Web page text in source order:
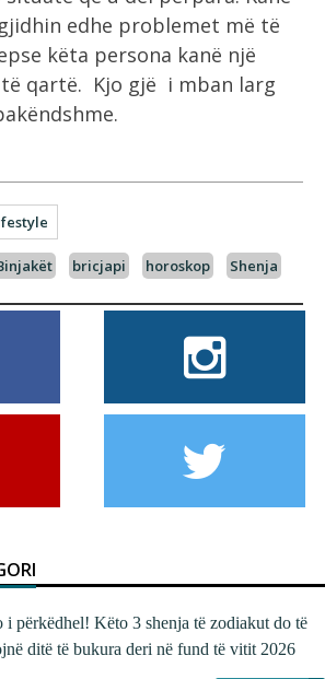
edhe problemet më të
këta persona kanë një
të qartë. Kjo gjë i mban larg
bricjapi horoskop Shenja
i përkëdhel! Këto 3 shenja të zodiakut do të
ditë të bukura deri në fund të vitit 2026